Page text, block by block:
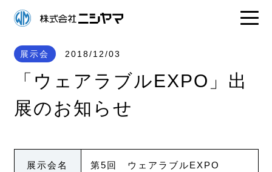
展示会 2018/12/03
「ウェアラブルEXPO」出
展のお知らせ
展示会名 第5回 ウェアラブルEXPO